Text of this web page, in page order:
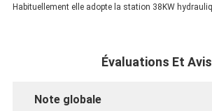
Habituellement elle adopte la station 38KW
Évaluations Et Avis
Note globale